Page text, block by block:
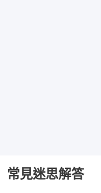
常見迷思解答